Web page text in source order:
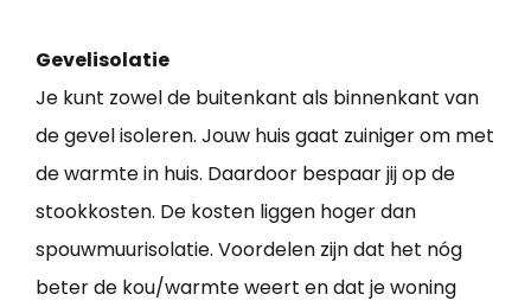
Gevelisolatie
Je kunt zowel de buitenkant als binnenkant van
de gevel isoleren. Jouw huis gaat zuiniger om met
de warmte in huis. Daardoor bespaar jij op de
stookkosten. De kosten liggen hoger dan
spouwmuurisolatie. Voordelen zijn dat het nóg
beter de kou/warmte weert en dat je woning